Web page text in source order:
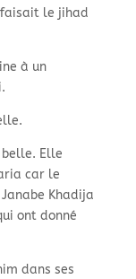
le jihad
à un
Elle
car le
Khadija
ont donné
dans ses